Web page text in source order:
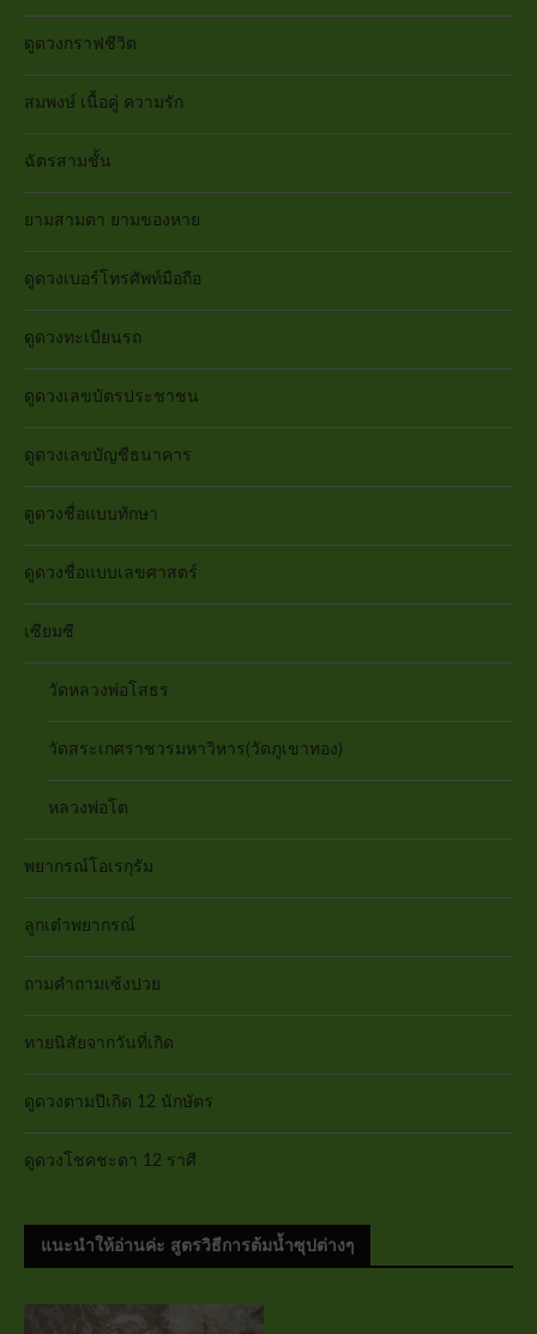
ดูดวงกราฟชีวิต
สมพงษ์ เนื้อคู่ ความรัก
ฉัตรสามชั้น
ยามสามตา ยามของหาย
ดูดวงเบอร์โทรศัพท์มือถือ
ดูดวงทะเบียนรถ
ดูดวงเลขบัตรประชาชน
ดูดวงเลขบัญชีธนาคาร
ดูดวงชื่อแบบทักษา
ดูดวงชื่อแบบเลขศาสตร์
เซียมซี
วัดหลวงพ่อโสธร
วัดสระเกศราชวรมหาวิหาร(วัดภูเขาทอง)
หลวงพ่อโต
พยากรณ์โอเรกุรัม
ลูกเต๋าพยากรณ์
ถามคำถามเซ้งปวย
ทายนิสัยจากวันที่เกิด
ดูดวงตามปีเกิด 12 นักษัตร
ดูดวงโชคชะตา 12 ราศี
แนะนำให้อ่านค่ะ สูตรวิธีการต้มน้ำซุปต่างๆ